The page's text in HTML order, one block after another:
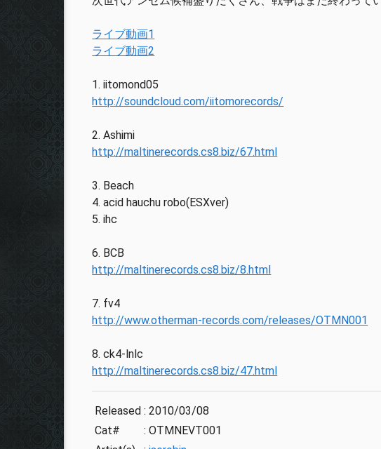
ライブ動画1
ライブ動画2
1. iitomond05
http://soundcloud.com/iitomorecords/
2. Ashimi
http://maltinerecords.cs8.biz/67.html
3. Beach
4. acid hauchu robo(ESXver)
5. ihc
6. BCB
http://maltinerecords.cs8.biz/8.html
7. fv4
http://www.otherman-records.com/releases/OTMN001
8. ck4-lnlc
http://maltinerecords.cs8.biz/47.html
Released : 2010/03/08
Cat#
: OTMNEVT001